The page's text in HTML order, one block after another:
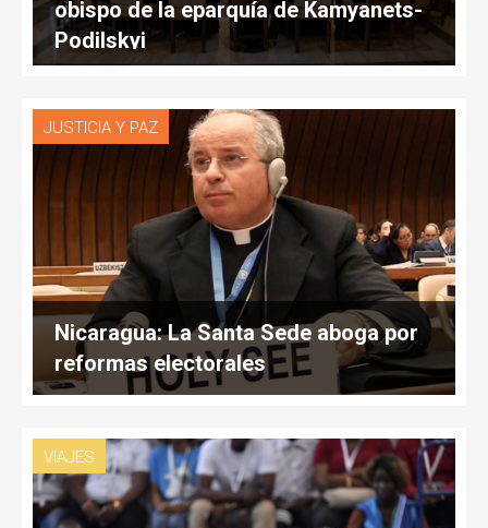
obispo de la eparquía de Kamyanets-
Podilskyi
JUSTICIA Y PAZ
Nicaragua: La Santa Sede aboga por
reformas electorales
VIAJES